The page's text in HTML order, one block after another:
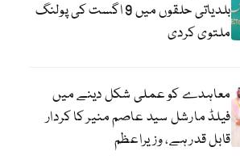
بلدیاتی حلقوں میں 9 اگست کی پولنگ
ملتوی کردی
معاہدے کو عملی شکل دینے میں
فیلڈ مارشل سید عاصم منیر کا کردار
قابل قدر ہے، وزیراعظم